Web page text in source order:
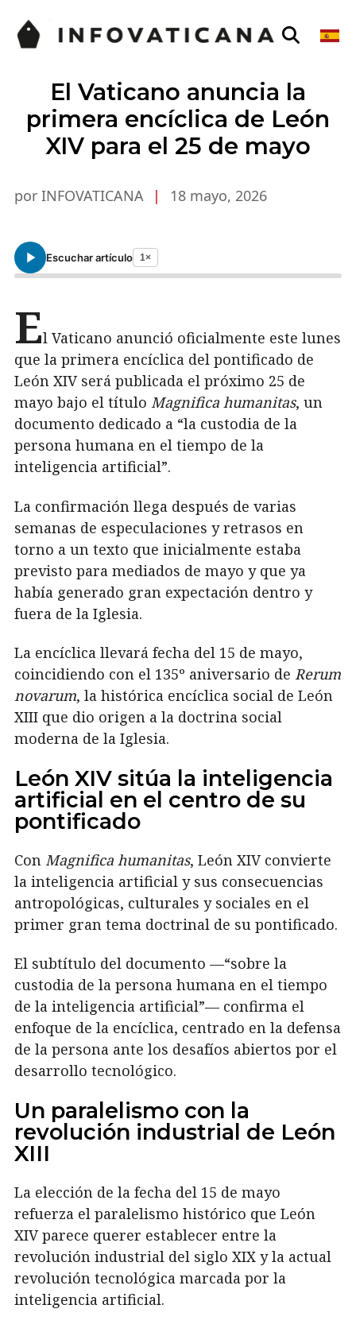
El Vaticano anuncia la
primera encíclica de León
XIV para el 25 de mayo
por INFOVATICANA | 18 mayo, 2026
Escuchar artículo 1×
El Vaticano anunció oficialmente este lunes
que la primera encíclica del pontificado de
León XIV será publicada el próximo 25 de
mayo bajo el título Magnifica humanitas, un
documento dedicado a “la custodia de la
persona humana en el tiempo de la
inteligencia artificial”.
La confirmación llega después de varias
semanas de especulaciones y retrasos en
torno a un texto que inicialmente estaba
previsto para mediados de mayo y que ya
había generado gran expectación dentro y
fuera de la Iglesia.
La encíclica llevará fecha del 15 de mayo,
coincidiendo con el 135º aniversario de Rerum
novarum, la histórica encíclica social de León
XIII que dio origen a la doctrina social
moderna de la Iglesia.
León XIV sitúa la inteligencia
artificial en el centro de su
pontificado
Con Magnifica humanitas, León XIV convierte
la inteligencia artificial y sus consecuencias
antropológicas, culturales y sociales en el
primer gran tema doctrinal de su pontificado.
El subtítulo del documento —“sobre la
custodia de la persona humana en el tiempo
de la inteligencia artificial”— confirma el
enfoque de la encíclica, centrado en la defensa
de la persona ante los desafíos abiertos por el
desarrollo tecnológico.
Un paralelismo con la
revolución industrial de León
XIII
La elección de la fecha del 15 de mayo
refuerza el paralelismo histórico que León
XIV parece querer establecer entre la
revolución industrial del siglo XIX y la actual
revolución tecnológica marcada por la
inteligencia artificial.